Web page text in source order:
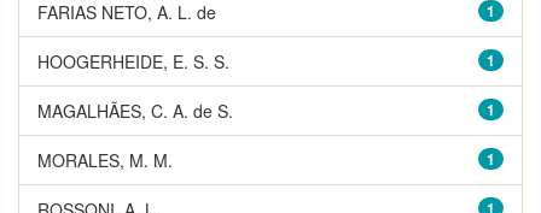
1
FARIAS NETO, A. L. de
1
HOOGERHEIDE, E. S. S.
1
MAGALHÃES, C. A. de S.
1
MORALES, M. M.
1